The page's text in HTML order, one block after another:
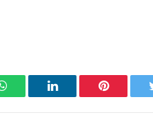
Pinterest
LinkedIn